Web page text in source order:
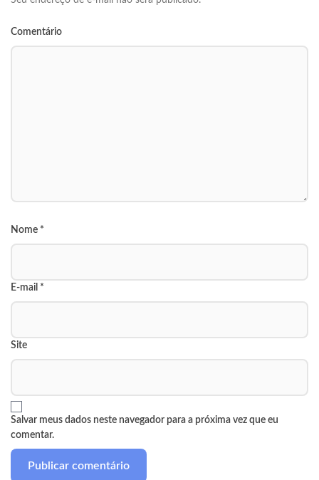
Comentário
Nome *
E-mail *
Site
Salvar meus dados neste navegador para a próxima vez que eu
comentar.